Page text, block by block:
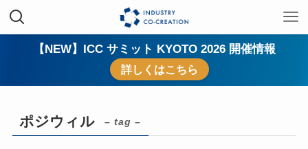
【NEW】ICC サミット KYOTO 2026 開催情報
詳しくはこちら
ポジウィル – tag –